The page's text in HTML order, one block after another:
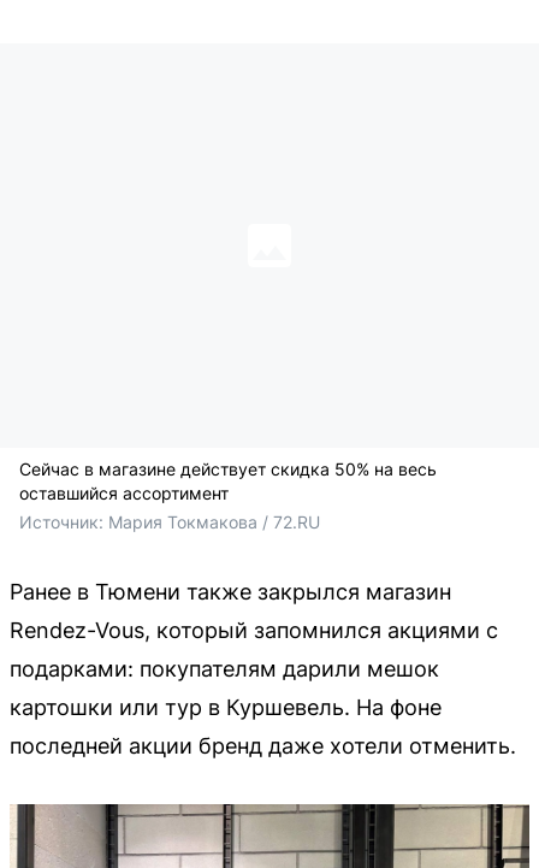
Сейчас в магазине действует скидка 50% на весь
оставшийся ассортимент
Источник: Мария Токмакова / 72.RU
Ранее в Тюмени также закрылся магазин
Rendez-Vous, который запомнился акциями с
подарками: покупателям дарили мешок
картошки или тур в Куршевель. На фоне
последней акции бренд даже хотели отменить.